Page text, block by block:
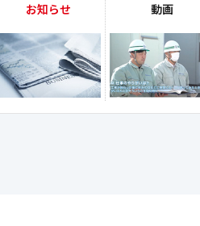
お知らせ 動画